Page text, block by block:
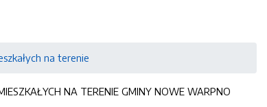
na terenie
NA TERENIE GMINY NOWE WARPNO